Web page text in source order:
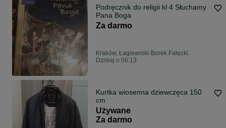
Podręcznik do religii kl 4 Słuchamy
Pana Boga
Za darmo
Kraków, Łagiewniki-Borek Fałęcki
Dzisiaj o 06:13
Kurtka wiosenna dziewczęca 150
cm
Używane
Za darmo